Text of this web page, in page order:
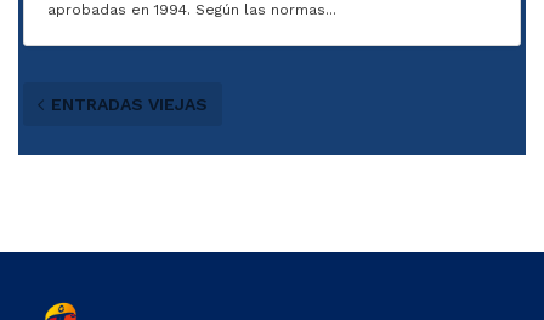
aprobadas en 1994. Según las normas...
ENTRADAS VIEJAS